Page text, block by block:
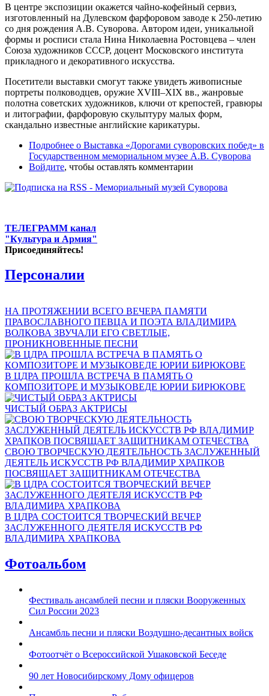
В центре экспозиции окажется чайно-кофейный сервиз,
изготовленный на Дулевском фарфоровом заводе к 250-летию
со дня рождения А.В. Суворова. Автором идеи, уникальной
формы и росписи стала Нина Николаевна Ростовцева – член
Союза художников СССР, доцент Московского института
прикладного и декоративного искусства.
Посетители выставки смогут также увидеть живописные
портреты полководцев, оружие XVIII–XIX вв., жанровые
полотна советских художников, ключи от крепостей, гравюры
и литографии, фарфоровую скульптуру малых форм,
скандально известные английские карикатуры.
Подробнее о Выставка «Дорогами суворовских побед» в
Государственном мемориальном музее А.В. Суворова
Войдите, чтобы оставлять комментарии
ТЕЛЕГРАММ канал
"Культура и Армия"
Присоединяйтесь!
Персоналии
НА ПРОТЯЖЕНИИ ВСЕГО ВЕЧЕРА ПАМЯТИ
ПРАВОСЛАВНОГО ПЕВЦА И ПОЭТА ВЛАДИМИРА
ВОЛКОВА ЗВУЧАЛИ ЕГО СВЕТЛЫЕ,
ПРОНИКНОВЕННЫЕ ПЕСНИ
В ЦДРА ПРОШЛА ВСТРЕЧА В ПАМЯТЬ О
КОМПОЗИТОРЕ И МУЗЫКОВЕДЕ ЮРИИ БИРЮКОВЕ
ЧИСТЫЙ ОБРАЗ АКТРИСЫ
СВОЮ ТВОРЧЕСКУЮ ДЕЯТЕЛЬНОСТЬ ЗАСЛУЖЕННЫЙ
ДЕЯТЕЛЬ ИСКУССТВ РФ ВЛАДИМИР ХРАПКОВ
ПОСВЯЩАЕТ ЗАЩИТНИКАМ ОТЕЧЕСТВА
В ЦДРА СОСТОИТСЯ ТВОРЧЕСКИЙ ВЕЧЕР
ЗАСЛУЖЕННОГО ДЕЯТЕЛЯ ИСКУССТВ РФ
ВЛАДИМИРА ХРАПКОВА
Фотоальбом
Фестиваль ансамблей песни и пляски Вооруженных
Сил России 2023
Ансамбль песни и пляски Воздушно-десантных войск
Фотоотчёт о Всероссийской Ушаковской Беседе
90 лет Новосибирскому Дому офицеров